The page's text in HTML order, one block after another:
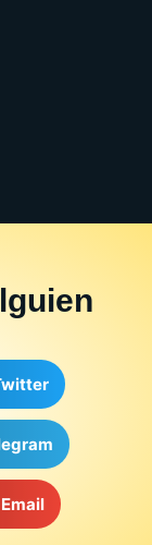
Email